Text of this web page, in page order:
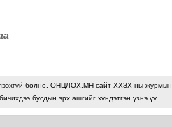
болно. ОНЦЛОХ.МН сайт ХХЗХ-ны журмын
бусдын эрх ашгийг хүндэтгэн үзнэ үү.